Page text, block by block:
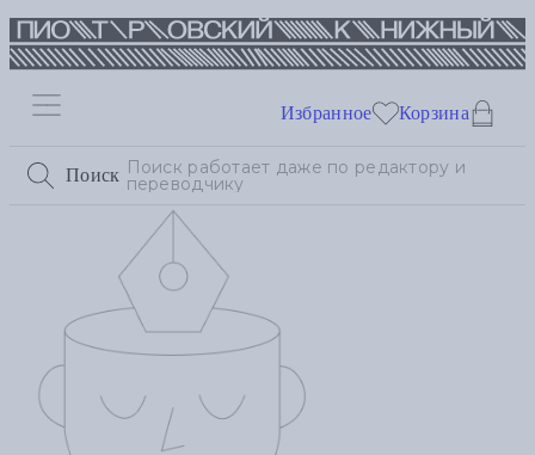
Поиск
Избранное Корзина